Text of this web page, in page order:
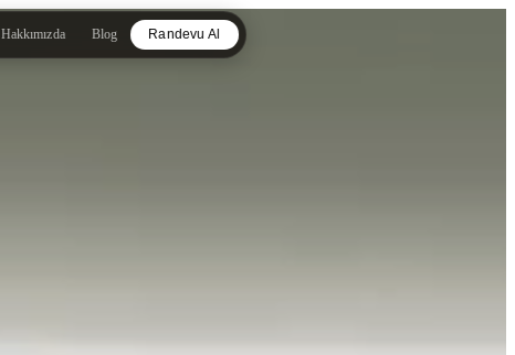
Hakkımızda Blog Randevu Al